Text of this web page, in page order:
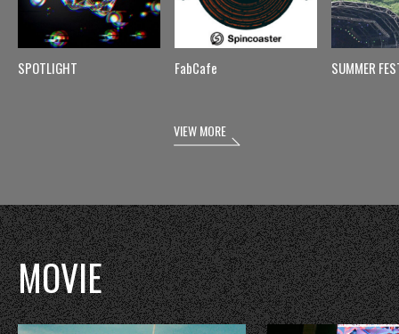
SPOTLIGHT FabCafe SUMMER
VIEW MORE
MOVIE